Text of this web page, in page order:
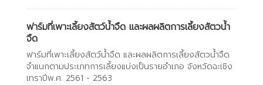
ฟาร์มที่เพาะเลี้ยงสัตว์น้ำจืด และผลผลิตการเลี้ยงสัตวน้ำ
จืด
ฟาร์มที่เพาะเลี้ยงสัตว์น้ำจืด และผลผลิตการเลี้ยงสัตวน้ำจืด
จำแนกตามประเภทการเลี้ยงแบ่งเป็นรายอำเภอ จังหวัดฉะเชิง
เทราปีพ.ศ. 2561 - 2563